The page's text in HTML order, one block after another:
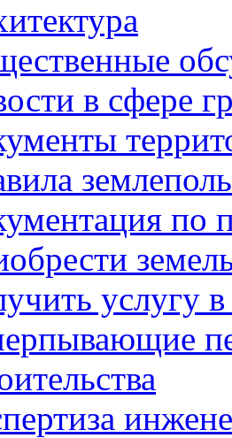
в сфере
по
услугу в